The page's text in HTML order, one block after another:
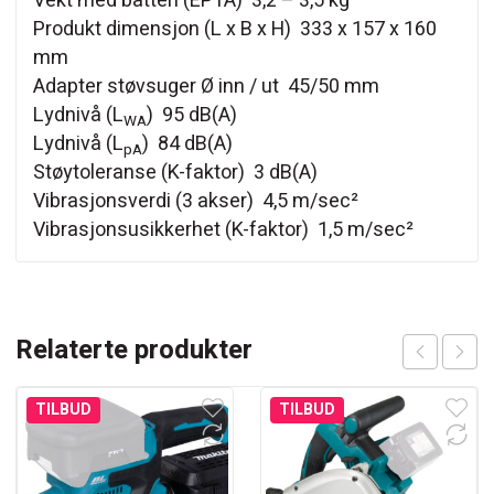
Produkt dimensjon (L x B x H) 333 x 157 x 160
mm
Adapter støvsuger Ø inn / ut 45/50 mm
Lydnivå (LWA) 95 dB(A)
Lydnivå (LpA) 84 dB(A)
Støytoleranse (K-faktor) 3 dB(A)
Vibrasjonsverdi (3 akser) 4,5 m/sec²
Vibrasjonsusikkerhet (K-faktor) 1,5 m/sec²
Relaterte produkter
TILBUD TILBUD